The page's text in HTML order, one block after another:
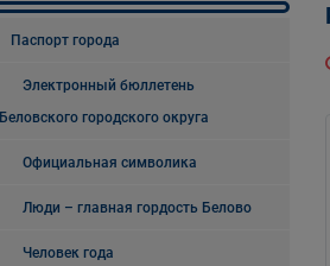
Паспорт города
Электронный бюллетень
Беловского городского округа
Официальная символика
Люди – главная гордость Белово
Человек года